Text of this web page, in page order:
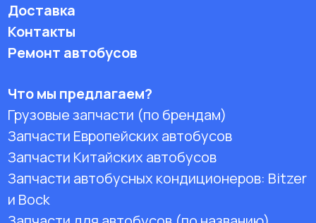
Доставка
Контакты
Ремонт автобусов
Что мы предлагаем?
Грузовые запчасти (по брендам)
Запчасти Европейских автобусов
Запчасти Китайских автобусов
Запчасти автобусных кондиционеров: Bitzer
и Bock